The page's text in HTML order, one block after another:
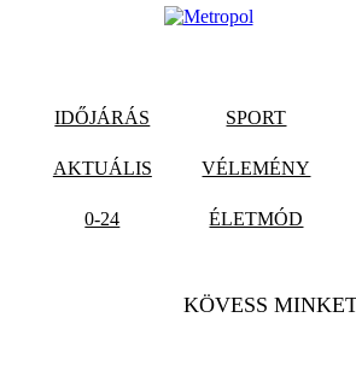
IDŐJÁRÁS SPORT
AKTUÁLIS VÉLEMÉNY
0-24 ÉLETMÓD
KÖVESS